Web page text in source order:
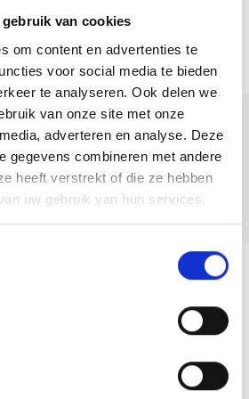
van cookies
om content en advertenties te
voor social media te bieden
te analyseren. Ook delen we
van onze site met onze
adverteren en analyse. Deze
gegevens combineren met andere
heeft verstrekt of die ze hebben
uw gebruik van hun services.
bright two-bedroom apartment in a
Buiten? Then this might be the home
you need: a generous living room,
southeast-facing balcony, and a private
floor. With its practical layout and
ideal home for first-time buyers, young
comfortable living close to various
costs-to-buyer.